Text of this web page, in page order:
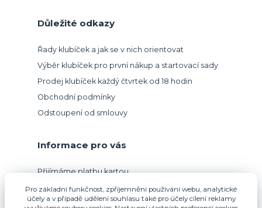
Důležité odkazy
Řady klubíček a jak se v nich orientovat
Výběr klubíček pro první nákup a startovací sady
Prodej klubíček každý čtvrtek od 18 hodin
Obchodní podmínky
Odstoupení od smlouvy
Informace pro vás
Přijímáme platbu kartou.
Pro základní funkčnost, zpříjemnění používání webu, analytické
účely a v případě udělení souhlasu také pro účely cílení reklamy